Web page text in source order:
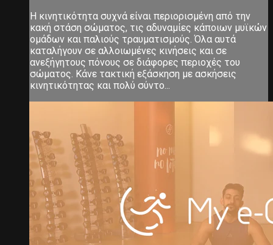
Η κινητικότητα συχνά είναι περιορισμένη από την
κακή στάση σώματος, τις αδυναμίες κάποιων μυϊκών
ομάδων και παλιούς τραυματισμούς. Όλα αυτά
καταλήγουν σε αλλοιωμένες κινήσεις και σε
ανεξήγητους πόνους σε διάφορες περιοχές του
σώματος. Κάνε τακτική εξάσκηση με ασκήσεις
κινητικότητας και πολύ σύντο...